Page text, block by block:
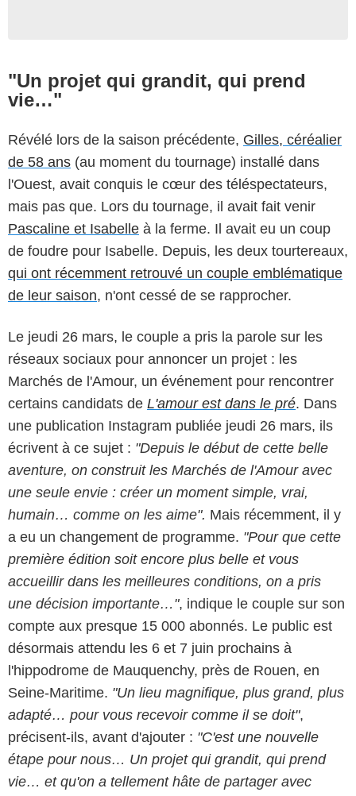
"Un projet qui grandit, qui prend
vie…"
Révélé lors de la saison précédente, Gilles, céréalier
de 58 ans (au moment du tournage) installé dans
l'Ouest, avait conquis le cœur des téléspectateurs,
mais pas que. Lors du tournage, il avait fait venir
Pascaline et Isabelle à la ferme. Il avait eu un coup
de foudre pour Isabelle. Depuis, les deux tourtereaux,
qui ont récemment retrouvé un couple emblématique
de leur saison, n'ont cessé de se rapprocher.
Le jeudi 26 mars, le couple a pris la parole sur les
réseaux sociaux pour annoncer un projet : les
Marchés de l'Amour, un événement pour rencontrer
certains candidats de L'amour est dans le pré. Dans
une publication Instagram publiée jeudi 26 mars, ils
écrivent à ce sujet : "Depuis le début de cette belle
aventure, on construit les Marchés de l'Amour avec
une seule envie : créer un moment simple, vrai,
humain… comme on les aime". Mais récemment, il y
a eu un changement de programme. "Pour que cette
première édition soit encore plus belle et vous
accueillir dans les meilleures conditions, on a pris
une décision importante…", indique le couple sur son
compte aux presque 15 000 abonnés. Le public est
désormais attendu les 6 et 7 juin prochains à
l'hippodrome de Mauquenchy, près de Rouen, en
Seine-Maritime. "Un lieu magnifique, plus grand, plus
adapté… pour vous recevoir comme il se doit",
précisent-ils, avant d'ajouter : "C'est une nouvelle
étape pour nous… Un projet qui grandit, qui prend
vie… et qu'on a tellement hâte de partager avec